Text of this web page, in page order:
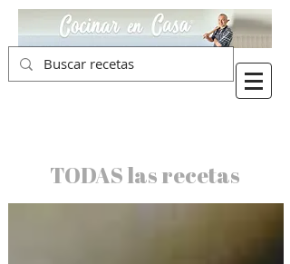
TODAS las recetas